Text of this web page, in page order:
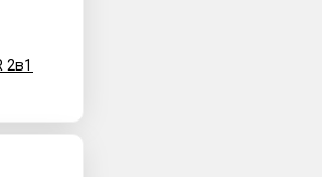
2в1